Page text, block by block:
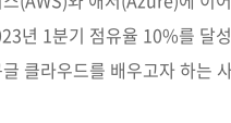
나다순) [..
년 1분기 점유율 10%를 달
클라우드를 배우고자 하는
개론서를 오매불망 기다리